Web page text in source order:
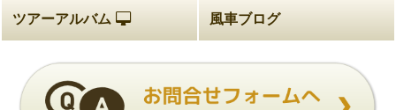
ツアーアルバム 風車ブログ